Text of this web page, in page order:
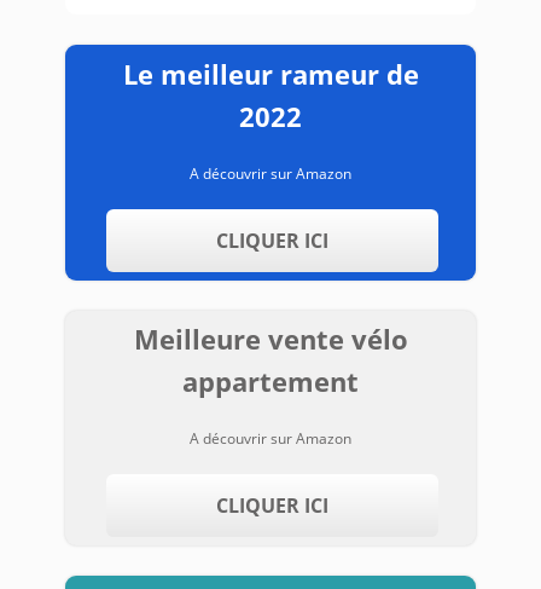
Le meilleur rameur de
2022
A découvrir sur Amazon
CLIQUER ICI
Meilleure vente vélo
appartement
A découvrir sur Amazon
CLIQUER ICI